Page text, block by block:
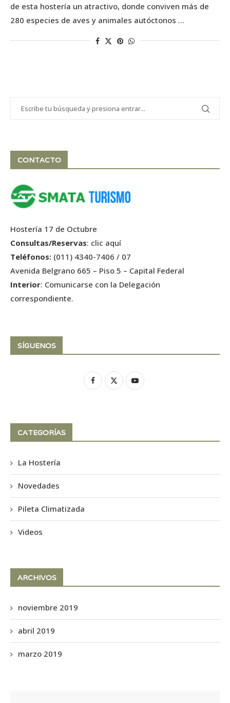
de esta hostería un atractivo, donde conviven más de
280 especies de aves y animales autóctonos …
CONTACTO
Hostería 17 de Octubre
Consultas/Reservas: clic aquí
Teléfonos: (011) 4340-7406 / 07
Avenida Belgrano 665 – Piso 5 – Capital Federal
Interior: Comunicarse con la Delegación
correspondiente.
SÍGUENOS
CATEGORÍAS
La Hostería
Novedades
Pileta Climatizada
Videos
ARCHIVOS
noviembre 2019
abril 2019
marzo 2019